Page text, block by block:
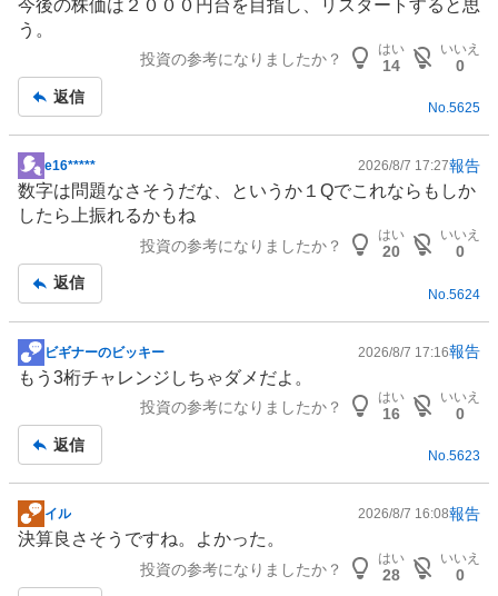
今後の株価は２０００円台を目指し、リスタートすると思
う。
投資の参考になりましたか？
はい
14
いいえ
0
返信
No.5625
掲
示
板
e16***** 2026/8/7 17:27報告
数字は問題なさそうだな、というか１Qでこれならもしか
したら上振れるかもね
投資の参考になりましたか？
はい
20
いいえ
0
返信
No. 5624
掲
示
事
ビギナーのビッキー 2026/8/7 17:16報告
もう3桁チャレンジしちゃダメだよ。
投資の参考になりましたか？
はい
16
いいえ
0
返信
No.5623
掲
示
イル 2026/8/7 16:08報告
決算良さそうですね。よかった。
投資の参考になりましたか？
はい
28
いいえ
0